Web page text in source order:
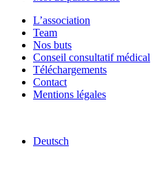
L’association
Team
Nos buts
Conseil consultatif médical
Téléchargements
Contact
Mentions légales
Deutsch